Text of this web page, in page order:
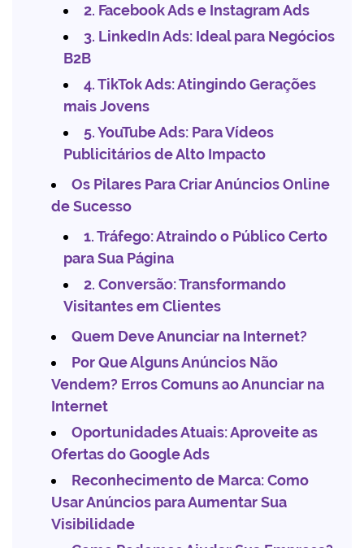
2. Facebook Ads e Instagram Ads
3. LinkedIn Ads: Ideal para Negócios
B2B
4. TikTok Ads: Atingindo Gerações
mais Jovens
5. YouTube Ads: Para Vídeos
Publicitários de Alto Impacto
Os Pilares Para Criar Anúncios Online
de Sucesso
1. Tráfego: Atraindo o Público Certo
para Sua Página
2. Conversão: Transformando
Visitantes em Clientes
Quem Deve Anunciar na Internet?
Por Que Alguns Anúncios Não
Vendem? Erros Comuns ao Anunciar na
Internet
Oportunidades Atuais: Aproveite as
Ofertas do Google Ads
Reconhecimento de Marca: Como
Usar Anúncios para Aumentar Sua
Visibilidade